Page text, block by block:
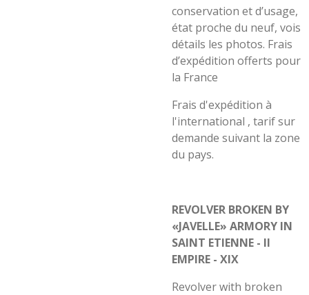
conservation et d’usage,
état proche du neuf, vois
détails les photos. Frais
d’expédition offerts pour
la France
Frais d'expédition à
l'international , tarif sur
demande suivant la zone
du pays.
REVOLVER BROKEN BY
«JAVELLE» ARMORY IN
SAINT ETIENNE - II
EMPIRE - XIX
Revolver with broken